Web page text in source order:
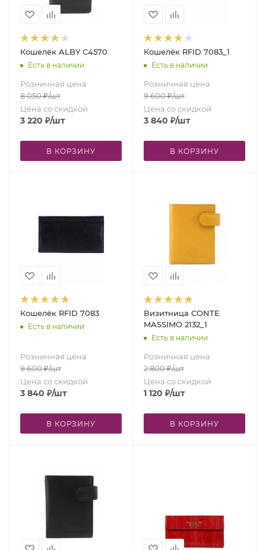
Кошелёк ALBY C4570
Есть в наличии
Розничная цена
8 050₽/шт
Цена со скидкой
3 220 ₽/шт
В КОРЗИНУ
Кошелёк RFID 7083_1
Есть в наличии
Розничная цена
9 600₽/шт
Цена со скидкой
3 840 ₽/шт
В КОРЗИНУ
Кошелёк RFID 7083
Есть в наличии
Розничная цена
9 600₽/шт
Цена со скидкой
3 840 ₽/шт
В КОРЗИНУ
Визитница CONTE
MASSIMO 2132_1
Есть в наличии
Розничная цена
2 800₽/шт
Цена со скидкой
1 120 ₽/шт
В КОРЗИНУ